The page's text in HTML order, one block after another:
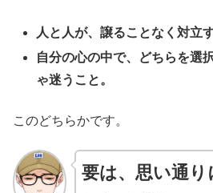
人と人が、譲ることなく対立
自分の心の中で、どちらを選
ゃ迷うこと。
このどちらかです。
要は、思い通